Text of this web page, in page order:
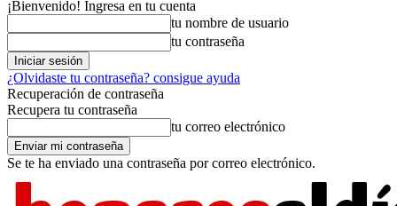
¡Bienvenido! Ingresa en tu cuenta
tu nombre de usuario
tu contraseña
¿Olvidaste tu contraseña? consigue ayuda
Recuperación de contraseña
Recupera tu contraseña
tu correo electrónico
Se te ha enviado una contraseña por correo electrónico.